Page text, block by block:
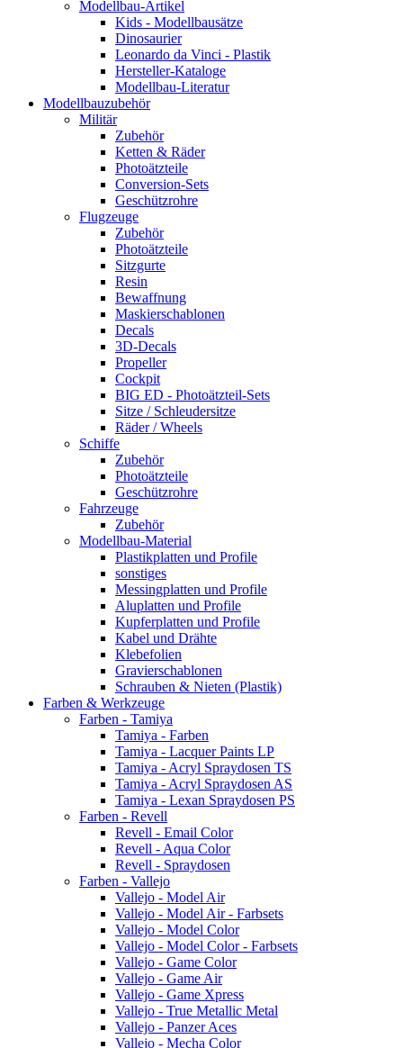
Modellbau-Artikel
Kids - Modellbausätze
Dinosaurier
Leonardo da Vinci - Plastik
Hersteller-Kataloge
Modellbau-Literatur
Modellbauzubehör
Militär
Zubehör
Ketten & Räder
Photoätzteile
Conversion-Sets
Geschützrohre
Flugzeuge
Zubehör
Photoätzteile
Sitzgurte
Resin
Bewaffnung
Maskierschablonen
Decals
3D-Decals
Propeller
Cockpit
BIG ED - Photoätzteil-Sets
Sitze / Schleudersitze
Räder / Wheels
Schiffe
Zubehör
Photoätzteile
Geschützrohre
Fahrzeuge
Zubehör
Modellbau-Material
Plastikplatten und Profile
sonstiges
Messingplatten und Profile
Aluplatten und Profile
Kupferplatten und Profile
Kabel und Drähte
Klebefolien
Gravierschablonen
Schrauben & Nieten (Plastik)
Farben & Werkzeuge
Farben - Tamiya
Tamiya - Farben
Tamiya - Lacquer Paints LP
Tamiya - Acryl Spraydosen TS
Tamiya - Acryl Spraydosen AS
Tamiya - Lexan Spraydosen PS
Farben - Revell
Revell - Email Color
Revell - Aqua Color
Revell - Spraydosen
Farben - Vallejo
Vallejo - Model Air
Vallejo - Model Air - Farbsets
Vallejo - Model Color
Vallejo - Model Color - Farbsets
Vallejo - Game Color
Vallejo - Game Air
Vallejo - Game Xpress
Vallejo - True Metallic Metal
Vallejo - Panzer Aces
Vallejo - Mecha Color